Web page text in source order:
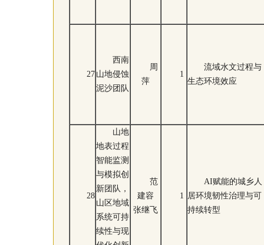
27
西南
山地侵蚀
泥沙团队
周
萍
1
流域水文过程与
生态环境效应
28
山地
地表过程
智能监测
与模拟创
新团队，
山区地域
系统可持
续性与现
范
建容
张继飞
1
AI赋能的城乡人
居环境韧性治理与可
持续转型